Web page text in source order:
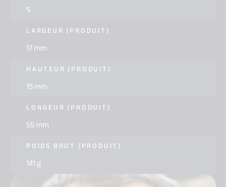
5
LARGEUR (PRODUIT)
17 mm
HAUTEUR (PRODUIT)
15 mm
LONGEUR (PRODUIT)
55 mm
POIDS BRUT (PRODUIT)
141 g